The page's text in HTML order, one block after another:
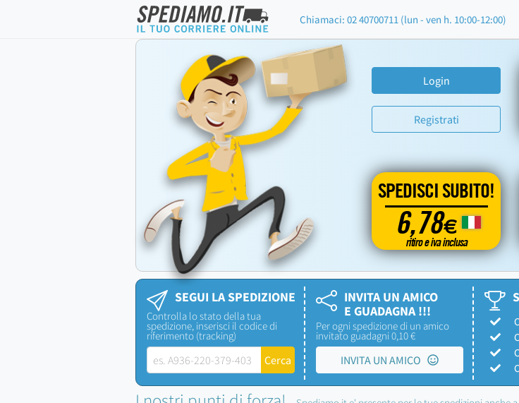
Chiamaci: 02 40700711 (lun - ven h. 10:00-12:00)
Login
Registrati
SPEDISCI SUBITO!
6,78€
ritiro e iva inclusa
SEGUI LA SPEDIZIONE
Controlla lo stato della tua
spedizione, inserisci il codice di
riferimento (tracking)
INVITA UN AMICO
E GUADAGNA !!!
Per ogni spedizione di un amico
invitato guadagni 0,10 €
INVITA UN AMICO